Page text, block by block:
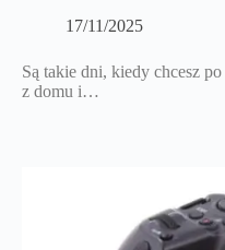
17/11/2025
Są takie dni, kiedy chcesz
z domu i…